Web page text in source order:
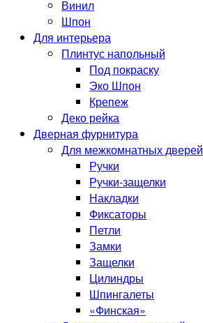
Винил
Шпон
Для интерьера
Плинтус напольный
Под покраску
Эко Шпон
Крепеж
Деко рейка
Дверная фурнитура
Для межкомнатных дверей
Ручки
Ручки-защелки
Накладки
Фиксаторы
Петли
Замки
Защелки
Цилиндры
Шпингалеты
«Финская»